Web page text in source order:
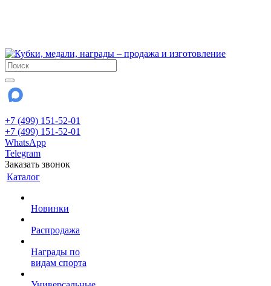
+7 (499) 151-52-01
+7 (499) 151-52-01
WhatsApp
Telegram
Заказать звонок
Каталог
Новинки
Распродажа
Награды по
видам спорта